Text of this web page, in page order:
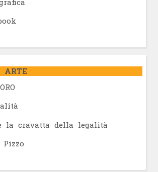
ARTE
la cravatta della legalità